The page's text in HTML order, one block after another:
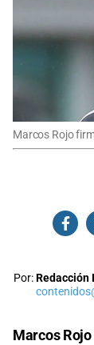
Marcos Rojo
Por:Redacción
Marcos Rojo